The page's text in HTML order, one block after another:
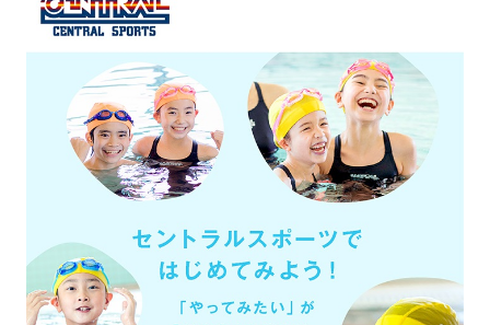
Sports
official
website
is
automatically
translated
into
English.